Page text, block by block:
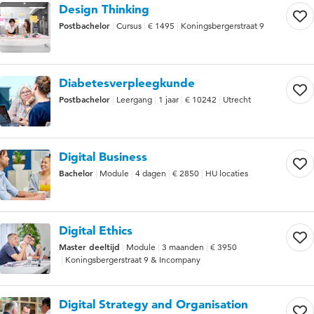
Design Thinking
Postbachelor Cursus € 1495 Koningsbergerstraat 9
Diabetesverpleegkunde
Postbachelor Leergang 1 jaar € 10242 Utrecht
Digital Business
Bachelor Module 4 dagen € 2850 HU locaties
Digital Ethics
Master deeltijd Module 3 maanden
€ 3950
Koningsbergerstraat 9 & Incompany
Digital Strategy and Organisation